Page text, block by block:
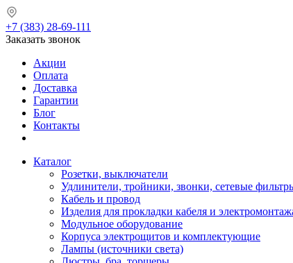
+7 (383) 28-69-111
Заказать звонок
Акции
Оплата
Доставка
Гарантии
Блог
Контакты
Каталог
Розетки, выключатели
Удлинители, тройники, звонки, сетевые
Кабель и провод
Изделия для прокладки кабеля и
Модульное оборудование
Корпуса электрощитов и комплектующие
Лампы (источники света)